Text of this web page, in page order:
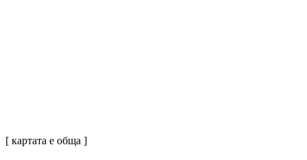
[ картата е обща ]